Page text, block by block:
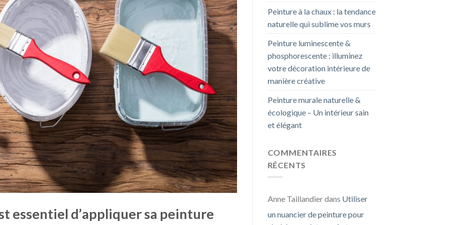
essentiel d’appliquer sa peinture
Peinture à la chaux : la tendance
naturelle qui sublime vos murs
Peinture luminescente &
phosphorescente : illuminez
votre décoration intérieure de
manière créative
Peinture murale naturelle &
écologique – Un intérieur sain
et élégant
COMMENTAIRES
RÉCENTS
Anne Taillandierdans Utiliser
un nuancier de peinture pour